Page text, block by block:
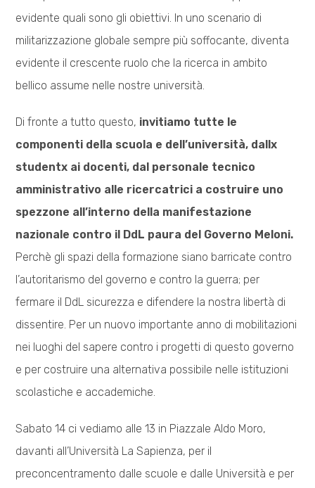
evidente quali sono gli obiettivi. In uno scenario di
militarizzazione globale sempre più soffocante, diventa
evidente il crescente ruolo che la ricerca in ambito
bellico assume nelle nostre università.
Di fronte a tutto questo, invitiamo tutte le
componenti della scuola e dell’università, dallx
studentx ai docenti, dal personale tecnico
amministrativo alle ricercatrici a costruire uno
spezzone all’interno della manifestazione
nazionale contro il DdL paura del Governo Meloni.
Perchè gli spazi della formazione siano barricate contro
l’autoritarismo del governo e contro la guerra; per
fermare il DdL sicurezza e difendere la nostra libertà di
dissentire. Per un nuovo importante anno di mobilitazioni
nei luoghi del sapere contro i progetti di questo governo
e per costruire una alternativa possibile nelle istituzioni
scolastiche e accademiche.
Sabato 14 ci vediamo alle 13 in Piazzale Aldo Moro,
davanti all’Università La Sapienza, per il
preconcentramento dalle scuole e dalle Università e per